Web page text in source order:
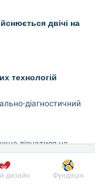
двічі на
технологій
діагностичний
дізнатися на
Пацієнту
дизайн Фундація